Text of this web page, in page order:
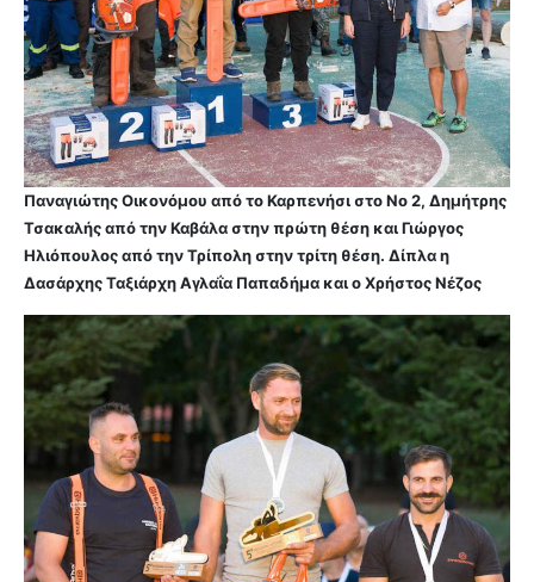
Παναγιώτης Οικονόμου από το Καρπενήσι στο Νο 2, Δημήτρης
Τσακαλής από την Καβάλα στην πρώτη θέση και Γιώργος
Ηλιόπουλος από την Τρίπολη στην τρίτη θέση. Δίπλα η
Δασάρχης Ταξιάρχη Αγλαΐα Παπαδήμα και ο Χρήστος Νέζος